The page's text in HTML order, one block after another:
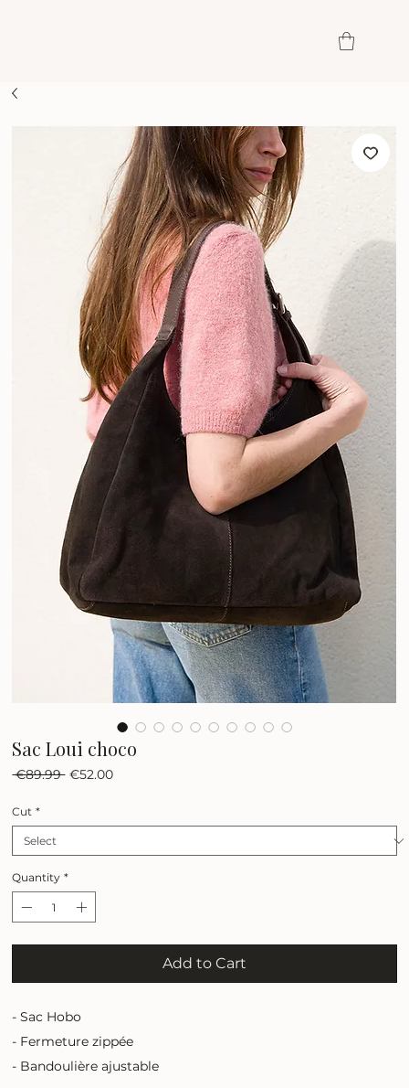
Sac Loui choco
€89.99 Regular
€52.00Sale
Cut *
Quantity *
Add to Cart
- Sac Hobo
- Fermeture zippée
- Bandoulière ajustable